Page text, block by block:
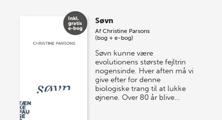
Søvn
AfChristine Parsons
(bog + e-bog)
Søvn kunne være
evolutionens største fejltrin
nogensinde. Hver aften må vi
give efter for denne
biologiske trang til at lukke
øjnene. Over 80 år blive…